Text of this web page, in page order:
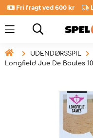
Fri fragt ved 600 kr
 UDENDØRSSPIL
Longfield Jue De Boules